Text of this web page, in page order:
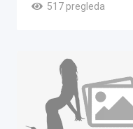
517 pregleda